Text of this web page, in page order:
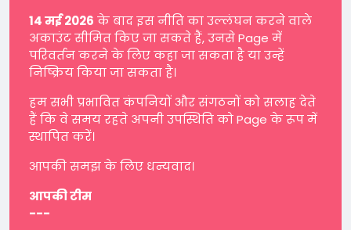
14 मई 2026 के बाद इस नीति का उल्लंघन करने वाले
अकाउंट सीमित किए जा सकते हैं, उनसे Page में
परिवर्तन करने के लिए कहा जा सकता है या उन्हें
निष्क्रिय किया जा सकता है।
हम सभी प्रभावित कंपनियों और संगठनों को सलाह देते
हैं कि वे समय रहते अपनी उपस्थिति को Page के रूप में
स्थापित करें।
आपकी समझ के लिए धन्यवाद।
आपकी टीम
---